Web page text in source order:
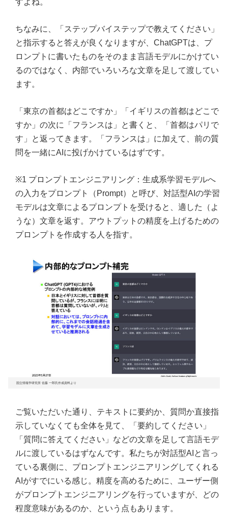
すよね。
ちなみに、「ステップバイステップで教えてください」
と指示すると答えが良くなりますが、ChatGPTは、プ
ロンプトに書いたものをそのまま言語モデルにかけてい
るのではなく、内部でいろいろな文章を足して渡してい
ます。
「東京の首都はどこですか」「イギリスの首都はどこで
すか」の次に「フランスは」と書くと、「首都はパリで
す」と返ってきます。「フランスは」に加えて、前の質
問を一緒にAIに投げかけているはずです。
※1 プロンプトエンジニアリング：生成系学習モデルへ
の入力をプロンプト（Prompt）と呼び、対話型AIの学習
モデルは文章によるプロンプトを受けると、適した（よ
うな）文章を返す。アウトプットの精度を上げるための
プロンプトを作成する人を指す。
国立情報学研究所 佐藤 一郎氏作成資料より
ご覧いただいた通り、テキストに要約か、質問か直接指
示していなくても全体を見て、「要約してください」
「質問に答えてください」などの文章を足して言語モデ
ルに渡しているはずなんです。私たちが対話型AIと言っ
ている裏側に、プロンプトエンジニアリングしてくれる
AIがすでにいる感じ。精度を高めるために、ユーザー側
がプロンプトエンジニアリングを行っていますが、どの
程度意味があるのか、という点もあります。